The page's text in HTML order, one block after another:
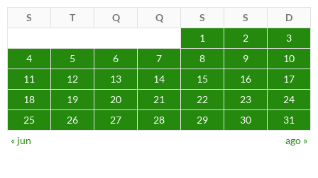
S T Q Q S S
D
1
2
3
4
5 6 7 8 9
10
11
12 13 14 15 16
17
18
19 20 21 22 23
24
25
26 27 28 29 30
31
« jun
ago »